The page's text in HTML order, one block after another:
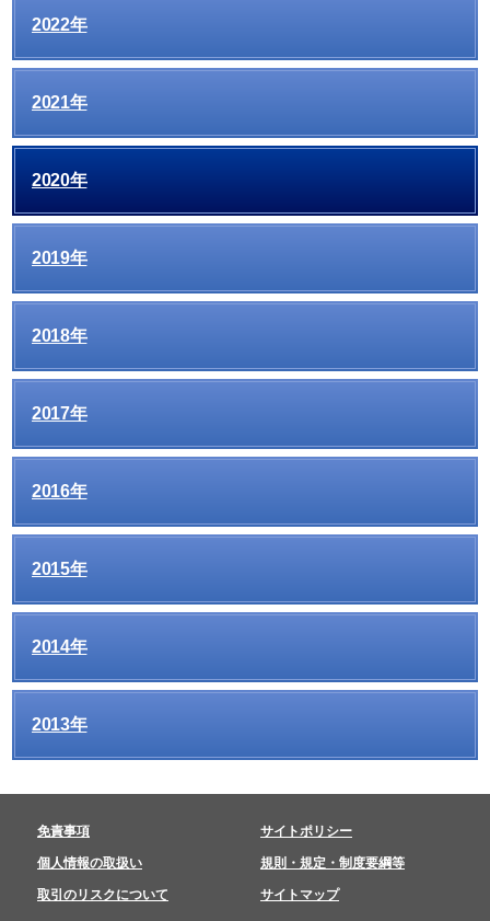
2022年
2021年
2020年
2019年
2018年
2017年
2016年
2015年
2014年
2013年
免責事項 サイトポリシー
個人情報の取扱い 規則・規定・制度要綱等
取引のリスクについて サイトマップ